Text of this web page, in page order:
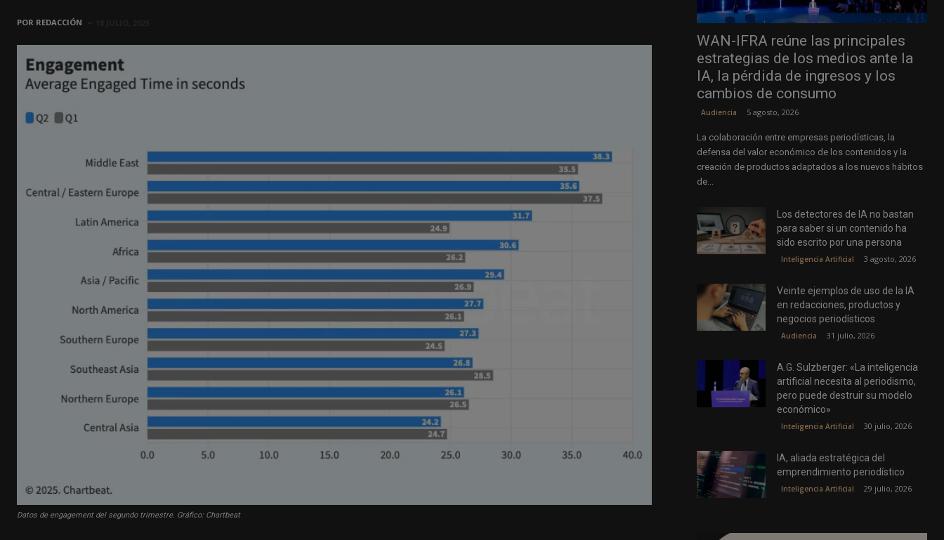
POR REDACCIÓN
Datos de engagement del segundo trimestre. Gráfico: Chartbeat
WAN-IFRA reúne las principales
estrategias de los medios ante la
IA, la pérdida de ingresos y los
cambios de consumo
Audiencia 5 agosto, 2026
La colaboración entre empresas periodísticas, la
defensa del valor económico de los contenidos y la
creación de productos adaptados a los nuevos hábitos
de...
Los detectores de IA no bastan
para saber si un contenido ha
sido escrito por una persona
Inteligencia Artificial 3 agosto, 2026
Veinte ejemplos de uso de la IA
en redacciones, productos y
negocios periodísticos
Audiencia 31 julio, 2026
A.G. Sulzberger: «La inteligencia
artificial necesita al periodismo,
pero puede destruir su modelo
económico»
Inteligencia Artificial 30 julio, 2026
IA, aliada estratégica del
emprendimiento periodístico
Inteligencia Artificial 29 julio, 2026